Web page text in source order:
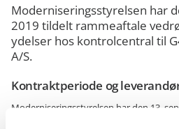
Moderniseringsstyrelsen har
2019 tildelt rammeaftale
ydelser hos kontrolcentral til
A/S.
Kontraktperiode og
Moderniseringsstyrelsen har den 13.
rammeaftale vedrørende indkøb af